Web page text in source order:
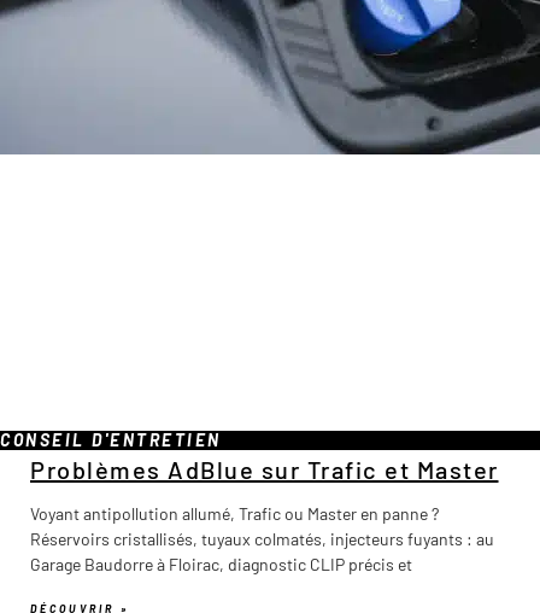
CONSEIL D'ENTRETIEN
Problèmes AdBlue sur Trafic et Master
Voyant antipollution allumé, Trafic ou Master en panne ?
Réservoirs cristallisés, tuyaux colmatés, injecteurs fuyants : au
Garage Baudorre à Floirac, diagnostic CLIP précis et
DÉCOUVRIR »